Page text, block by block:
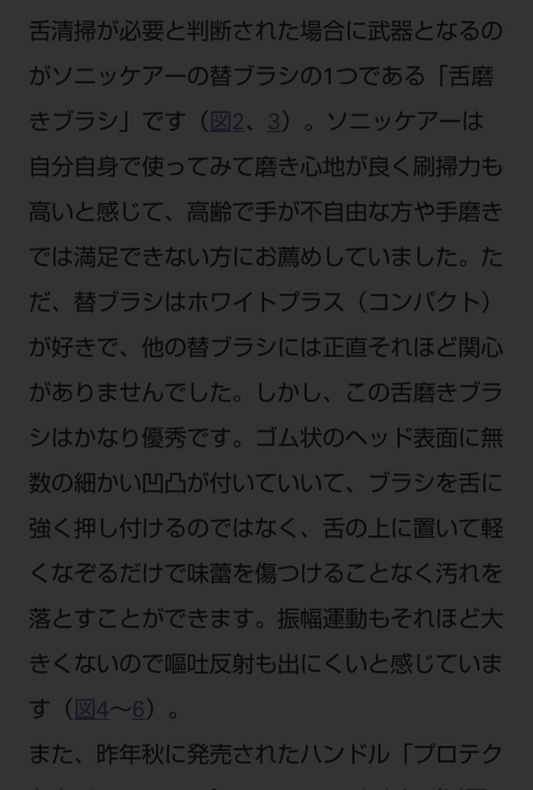
舌清掃が必要と判断された場合に武器となるの
がソニッケアーの替ブラシの1つである「舌磨
きブラシ」です（ 図2 、 3 ）。ソニッケアーは
自分自身で使ってみて磨き心地が良く刷掃力も
高いと感じて、高齢で手が不自由な方や手磨き
では満足できない方にお薦めしていました。た
だ、替ブラシはホワイトプラス（コンパクト）
が好きで、他の替ブラシには正直それほど関心
がありませんでした。しかし、この舌磨きブラ
シはかなり優秀です。ゴム状のヘッド表面に無
数の細かい凹凸が付いていいて、ブラシを舌に
強く押し付けるのではなく、舌の上に置いて軽
くなぞるだけで味蕾を傷つけることなく汚れを
落とすことができます。振幅運動もそれほど大
きくないので嘔吐反射も出にくいと感じていま
す（ 図4～6）。
また、昨年秋に発売されたハンドル「プロテク